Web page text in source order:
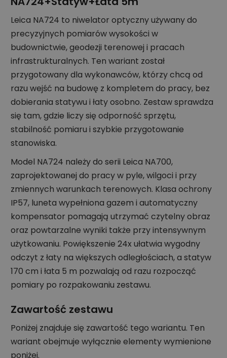
Leica NA724 to niwelator optyczny używany do
precyzyjnych pomiarów wysokości w
budownictwie, geodezji terenowej i pracach
infrastrukturalnych. Ten wariant został
przygotowany dla wykonawców, którzy chcą od
razu wejść na budowę z kompletem do pracy, bez
dobierania statywu i łaty osobno. Zestaw sprawdza
się tam, gdzie liczy się odporność sprzętu,
stabilność pomiaru i szybkie przygotowanie
stanowiska.
Model NA724 należy do serii Leica NA700,
zaprojektowanej do pracy w pyle, wilgoci i przy
zmiennych warunkach terenowych. Klasa ochrony
IP57, luneta wypełniona gazem i automatyczny
kompensator pomagają utrzymać czytelny obraz
oraz powtarzalne wyniki także przy intensywnym
użytkowaniu. Powiększenie 24x ułatwia wygodny
odczyt z łaty na większych odległościach, a statyw
170 cm i łata 5 m pozwalają od razu rozpocząć
pomiary po rozpakowaniu zestawu.
Zawartość zestawu
Poniżej znajduje się zawartość tego wariantu. Ten
wariant obejmuje wyłącznie elementy wymienione
poniżej.